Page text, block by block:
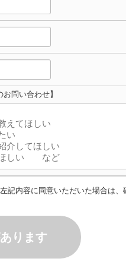
問い合わせ】
記内容に同意いただいた場合は、
ります